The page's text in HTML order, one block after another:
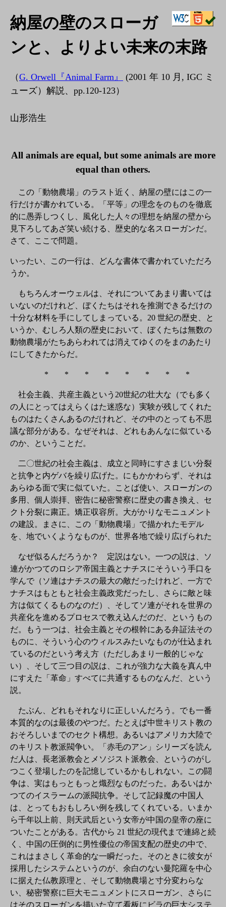
納屋の壁のスローガ
ンと、よりよい未来の末路
（G. Orwell『Animal Farm』
(2001 年 10 月, IGC ミ
ューズ）解説、pp.120-123）
山形浩生
All animals are equal, but some animals are more
equal than others.
この「動物農場」のラスト近く、納屋の壁にはこの一
行だけが書かれている。「平等」の理念をのものを徹底
的に愚弄しつくし、風化した人々の理想を納屋の壁から
見下ろしてあざ笑い続ける、歴史的な名スローガンだ。
さて、ここで問題。
いったい、この一行は、どんな書体で書かれていただろ
うか。
もちろんオーウェルは、それについてあまり書いては
いないのだけれど、ぼくたちはそれを推測できるだけの
十分な材料を手にしてしまっている。20 世紀の歴史、と
いうか、むしろ人類の歴史において、ぼくたちは無数の
動物農場がたちあらわれては消えてゆくのをまのあたり
にしてきたからだ。
* * * * * * * *
社会主義、共産主義という20世紀の壮大な（でも多く
の人にとってはえらくはた迷惑な）実験が残してくれた
ものはたくさんあるのだけれど、その中のとっても不思
議な部分がある。なぜそれは、どれもあんなに似ている
のか、ということだ。
二〇世紀の社会主義は、成立と同時にすさまじい分裂
と抗争と内ゲバを繰り広げた。にもかかわらず、それは
あらゆる面で実に似ていた。ことば使い、スローガンの
多用、個人崇拝、密告に秘密警察に歴史の書き換え、セ
クト分裂に粛正。矯正収容所。大がかりなモニュメント
の建設。まさに、この「動物農場」で描かれたモデル
を、地でいくようなものが、世界各地で繰り広げられた
なぜ似るんだろうか？ 定説はない。一つの説は、ソ
連がかつてのロシア帝国主義とナチスにそういう手口を
学んで（ソ連はナチスの最大の敵だったけれど、一方で
ナチスはもともと社会主義政党だったし、さらに敵と味
方は似てくるものなのだ）、そしてソ連がそれを世界の
共産化を進めるプロセスで教え込んだのだ、というもの
だ。もう一つは、社会主義とその根幹にある弁証法その
ものに、そういう心のウィルスみたいなものが仕込まれ
ているのだという考え方（ただしあまり一般的じゃな
い）、そして三つ目の説は、これが強力な大義を真ん中
にすえた「革命」すべてに共通するものなんだ、という
説。
たぶん、どれもそれなりに正しいんだろう。でも一番
本質的なのは最後のやつだ。たとえば中世キリスト教の
おそろしいまでのセクト構想。あるいはアメリカ大陸で
のキリスト教派閥争い。「赤毛のアン」シリーズを読ん
だ人は、長老派教会とメソジスト派教会、というのがし
つこく登場したのを記憶しているかもしれない。この闘
争は、実はもっともっと熾烈なものだった。あるいはか
つてのイスラームの派閥抗争。そして記録魔の中国人
は、とってもおもしろい例を残してくれている。いまか
ら千年以上前、則天武后という女帝が中国の皇帝の座に
ついたことがある。古代から 21 世紀の現代まで連綿と続
く、中国の圧倒的に男性優位の帝国支配の歴史の中で、
これはまさしく革命的な一瞬だった。そのときに彼女が
採用したシステムというのが、余白のない曼陀羅を中心
に据えた仏教原理と、そして動物農場と寸分変わらな
い、秘密警察に巨大モニュメントにスローガン、さらに
はそのスローガンを描いた立て看板にビラの巨大システ